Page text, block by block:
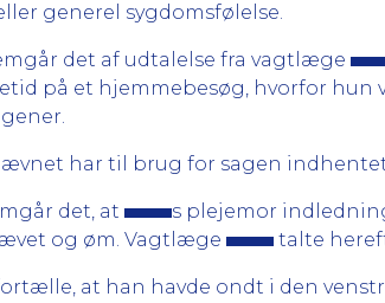
generel sygdomsfølelse.
det af udtalelse fra vagtlæge
på et hjemmebesøg, hvorfor
har til brug for sagen
det, at s plejemor
og øm. Vagtlæge
talte
at han havde ondt i den